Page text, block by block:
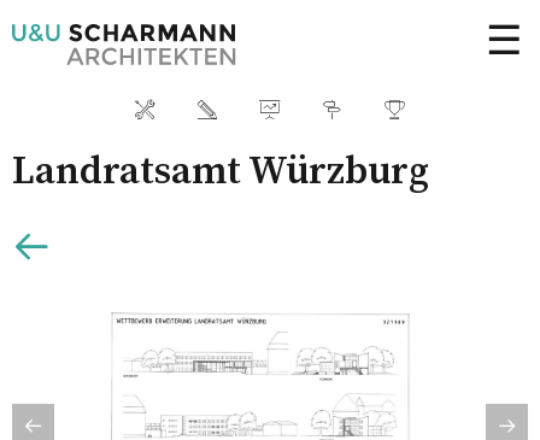
☰
Landratsamt Würzburg